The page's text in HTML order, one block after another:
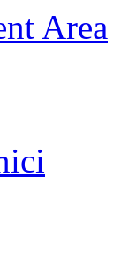
Area